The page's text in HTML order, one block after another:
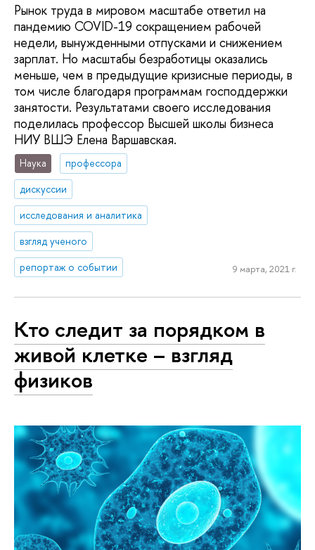
Рынок труда в мировом масштабе ответил на
пандемию COVID-19 сокращением рабочей
недели, вынужденными отпусками и снижением
зарплат. Но масштабы безработицы оказались
меньше, чем в предыдущие кризисные периоды, в
том числе благодаря программам господдержки
занятости. Результатами своего исследования
поделилась профессор Высшей школы бизнеса
НИУ ВШЭ Елена Варшавская.
Наука
профессора
дискуссии
исследования и аналитика
взгляд ученого
репортаж о событии
9 марта, 2021 г.
Кто следит за порядком в
живой клетке – взгляд
физиков